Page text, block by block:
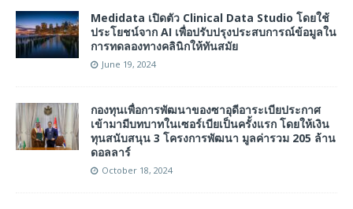
Medidata เปิดตัว Clinical Data Studio โดยใช้
ประโยชน์จาก AI เพื่อปรับปรุงประสบการณ์ข้อมูลใน
การทดลองทางคลินิกให้ทันสมัย
June 19, 2024
กองทุนเพื่อการพัฒนาของซาอุดีอาระเบียประกาศ
เข้ามามีบทบาทในเซอร์เบียเป็นครั้งแรก โดยให้เงิน
ทุนสนับสนุน 3 โครงการพัฒนา มูลค่ารวม 205 ล้าน
ดอลลาร์
October 18, 2024